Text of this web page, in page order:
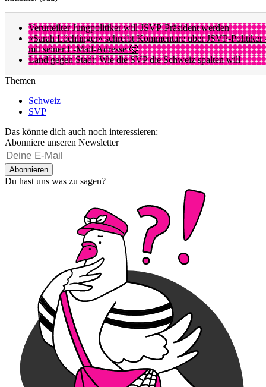
Verurteilter Jungpolitiker will JSVP-Präsident werden
«Sarah Löchlinger» schreibt Kommentare über JSVP-Politiker
mit seiner E-Mail-Adresse 🤔
Land gegen Stadt: Wie die SVP die Schweiz spalten will
Themen
Schweiz
SVP
Das könnte dich auch noch interessieren:
Abonniere unseren Newsletter
Abonnieren
Du hast uns was zu sagen?